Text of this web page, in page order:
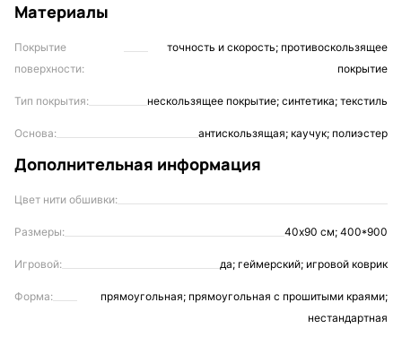
Материалы
Покрытие
поверхности:
точность и скорость; противоскользящее
покрытие
Тип покрытия: нескользящее покрытие; синтетика; текстиль
Основа: антискользящая; каучук; полиэстер
Дополнительная информация
Цвет нити обшивки:
Размеры: 40х90 см; 400*900
Игровой: да; геймерский; игровой коврик
Форма:
прямоугольная; прямоугольная с прошитыми краями;
нестандартная